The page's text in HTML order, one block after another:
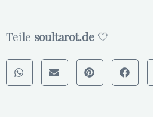
Teile soultarot.de 🤍